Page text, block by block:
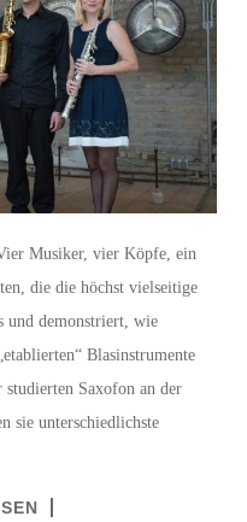
Musiker, vier Köpfe, ein
die die höchst vielseitige
und demonstriert, wie
Blasinstrumente
Saxofon an der
sie unterschiedlichste